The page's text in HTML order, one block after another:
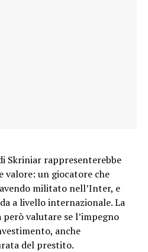
Skriniar rappresenterebbe
valore: un giocatore che
militato nell’Inter, e
a livello internazionale. La
valutare se l’impegno
anche
del prestito.